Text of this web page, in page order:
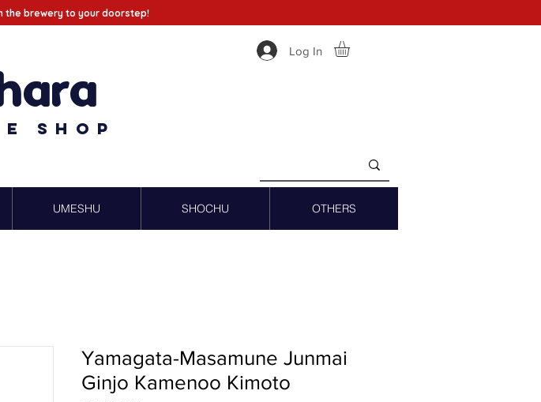
the brewery to your doorstep!
Log In
Shop
UMESHU SHOCHU OTHERS
Yamagata-Masamune Junmai
Ginjo Kamenoo Kimoto